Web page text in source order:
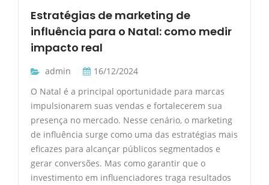
Estratégias de marketing de
influência para o Natal: como medir
impacto real
admin
16/12/2024
O Natal é a principal oportunidade para marcas
impulsionarem suas vendas e fortalecerem sua
presença no mercado. Nesse cenário, o marketing
de influência surge como uma das estratégias mais
eficazes para alcançar públicos segmentados e
gerar conversões. Mas como garantir que o
investimento em influenciadores traga resultados